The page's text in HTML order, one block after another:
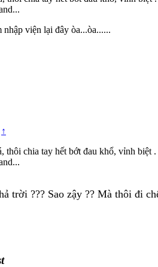
nhập viện lại đây òa...òa......
↑
thôi chia tay hết bớt đau khổ, vỉnh biệt .
trời ??? Sao zậy ?? Mà thôi đi